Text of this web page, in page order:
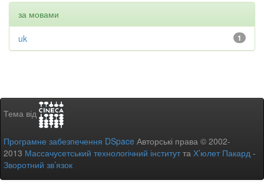
за мовами
1
uk
Тема від
Програмне забезпечення DSpace Авторські права © 2002-
2013 Массачусетський технологічний інститутта Х’юлет Пакард -
Зворотний зв’язок